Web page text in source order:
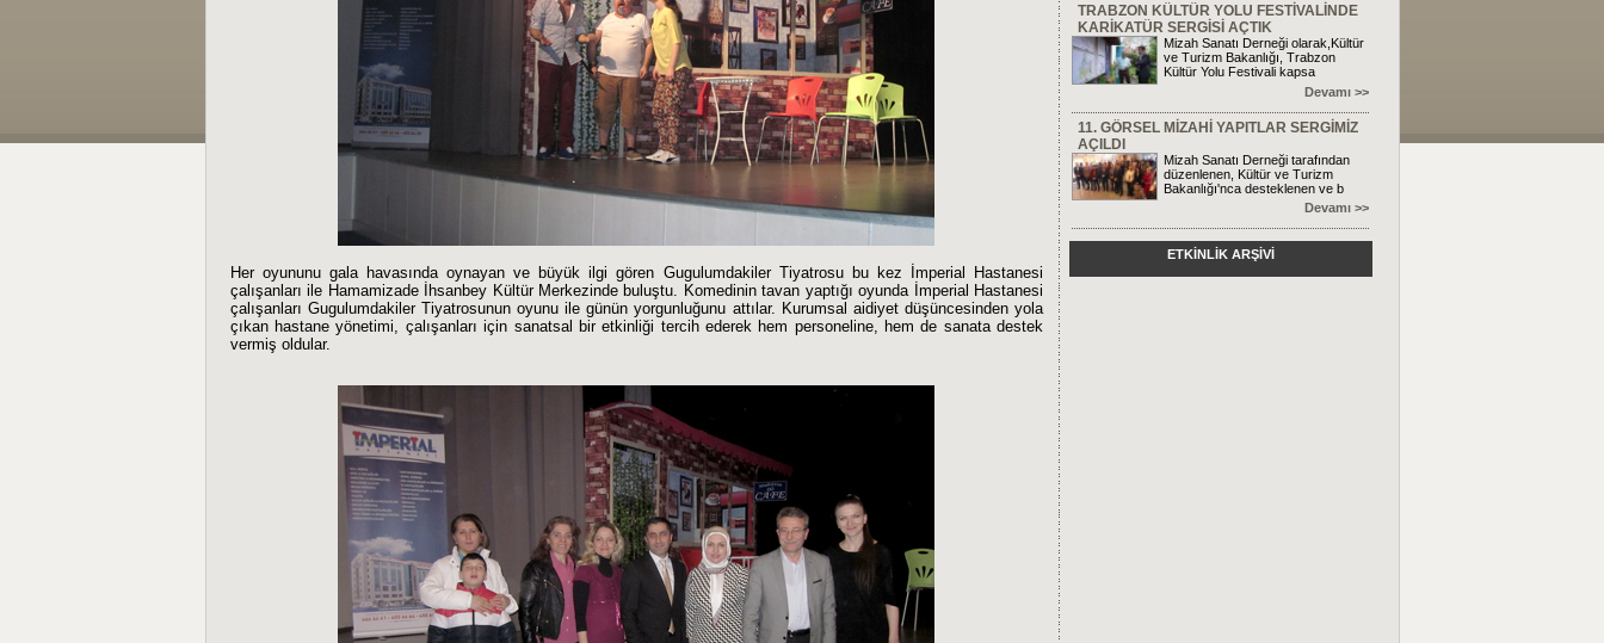
Her oyununu gala havasında oynayan ve büyük ilgi gören Gugulumdakiler Tiyatrosu bu kez İmperial Hastanesi
çalışanları ile Hamamizade İhsanbey Kültür Merkezinde buluştu. Komedinin tavan yaptığı oyunda İmperial Hastanesi
çalışanları Gugulumdakiler Tiyatrosunun oyunu ile günün yorgunluğunu attılar. Kurumsal aidiyet düşüncesinden yola
çıkan hastane yönetimi, çalışanları için sanatsal bir etkinliği tercih ederek hem personeline, hem de sanata destek
vermiş oldular.
TRABZON KÜLTÜR YOLU FESTİVALİNDE
KARİKATÜR SERGİSİ AÇTIK
Mizah Sanatı Derneği olarak,Kültür
ve Turizm Bakanlığı, Trabzon
Kültür Yolu Festivali kapsa
Devamı >>
11. GÖRSEL MİZAHİ YAPITLAR SERGİMİZ
AÇILDI
Mizah Sanatı Derneği tarafından
düzenlenen, Kültür ve Turizm
Bakanlığı'nca desteklenen ve b
Devamı >>
ETKİNLİK ARŞİVİ